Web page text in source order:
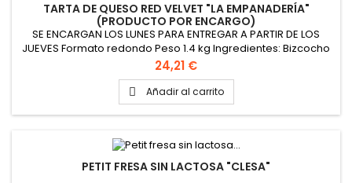
TARTA DE QUESO RED VELVET "LA EMPANADERÍA"
(PRODUCTO POR ENCARGO)
SE ENCARGAN LOS LUNES PARA ENTREGAR A PARTIR DE LOS
JUEVES Formato redondo Peso 1.4 kg Ingredientes: Bizcocho
red velvet, tarta de queso, frosting de queso y crumble red
velvet
Precio
24,21 €
 Añadir al carrito
PETIT FRESA SIN LACTOSA "CLESA"